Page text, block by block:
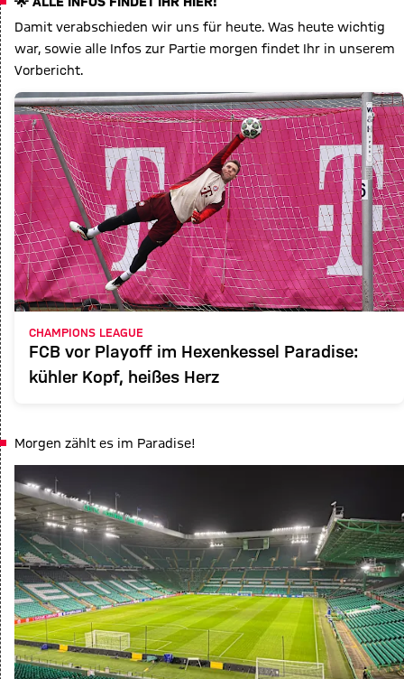
Damit verabschieden wir uns für heute. Was heute wichtig
war, sowie alle Infos zur Partie morgen findet Ihr in unserem
Vorbericht.
CHAMPIONS LEAGUE
FCB vor Playoff im Hexenkessel Paradise:
kühler Kopf, heißes Herz
Morgen zählt es im Paradise!